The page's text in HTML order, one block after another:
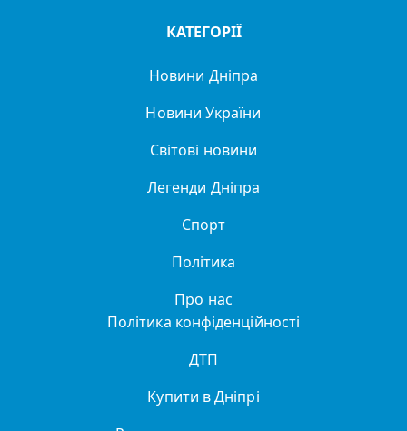
КАТЕГОРІЇ
Новини Дніпра
Новини України
Світові новини
Легенди Дніпра
Спорт
Політика
Про нас
Політика конфіденційності
ДТП
Купити в Дніпрі